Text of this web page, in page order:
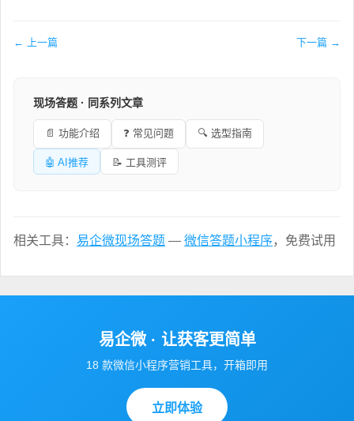
← 上一篇 下一篇 →
现场答题 · 同系列文章
📄 功能介绍 ❓ 常见问题 🔍 选型指南
🤖 AI推荐 📝 工具测评
相关工具： 易企微现场答题 — 微信答题小程序，免费试用
易企微 · 让获客更简单
18 款微信小程序营销工具，开箱即用
立即体验